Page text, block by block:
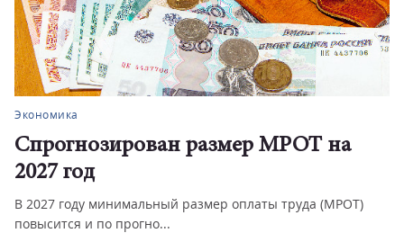
Экономика
Спрогнозирован размер МРОТ на
2027 год
В 2027 году минимальный размер оплаты труда (МРОТ)
повысится и по прогно...